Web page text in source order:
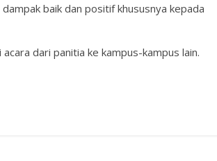
baik dan positif khususnya kepada
dari panitia ke kampus-kampus lain.